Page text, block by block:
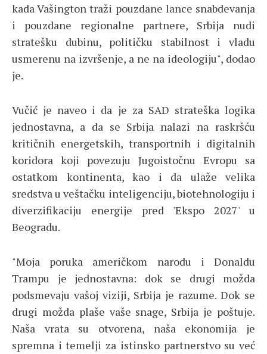
kada Vašington traži pouzdane lance snabdevanja
i pouzdane regionalne partnere, Srbija nudi
stratešku dubinu, političku stabilnost i vladu
usmerenu na izvršenje, a ne na ideologiju", dodao
je.
Vučić je naveo i da je za SAD strateška logika
jednostavna, a da se Srbija nalazi na raskršću
kritičnih energetskih, transportnih i digitalnih
koridora koji povezuju Jugoistočnu Evropu sa
ostatkom kontinenta, kao i da ulaže velika
sredstva u veštačku inteligenciju, biotehnologiju i
diverzifikaciju energije pred 'Ekspo 2027' u
Beogradu.
"Moja poruka američkom narodu i Donaldu
Trampu je jednostavna: dok se drugi možda
podsmevaju vašoj viziji, Srbija je razume. Dok se
drugi možda plaše vaše snage, Srbija je poštuje.
Naša vrata su otvorena, naša ekonomija je
spremna i temelji za istinsko partnerstvo su već